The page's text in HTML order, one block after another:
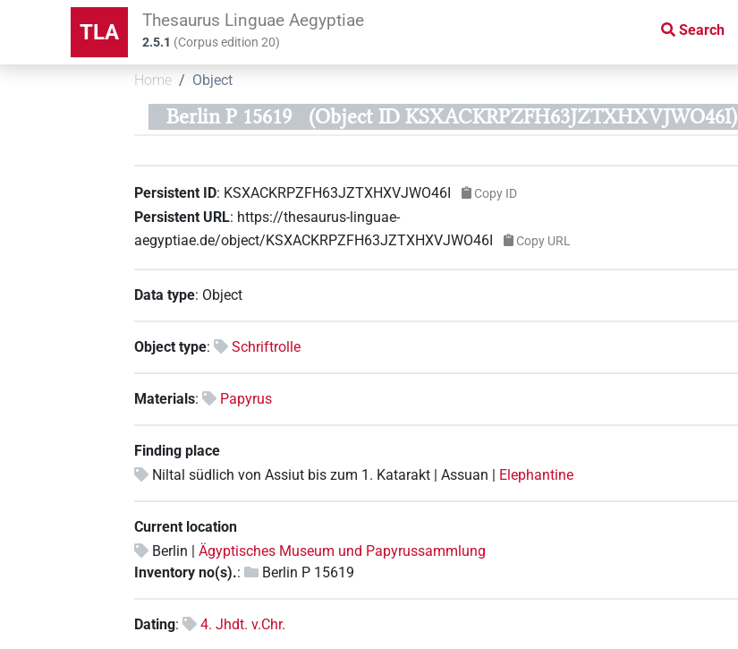
TLA Thesaurus Linguae Aegyptiae
2.5.1 (Corpus edition20)
Search
Home Object
Berlin P 15619 (Object ID KSXACKRPZFH63JZTXHXVJWO46I)
Persistent ID: KSXACKRPZFH63JZTXHXVJWO46I Copy ID
Persistent URL: https://thesaurus-linguae-
aegyptiae.de/object/KSXACKRPZFH63JZTXHXVJWO46I
Copy URL
Data type: Object
Object type: Schriftrolle
Materials: Papyrus
Finding place
Niltal südlich von Assiut bis zum 1. Katarakt | Assuan | Elephantine
Current location
Berlin |Ägyptisches Museum und Papyrussammlung
Inventory no(s).: Berlin P 15619
Dating: 4. Jhdt. v.Chr.